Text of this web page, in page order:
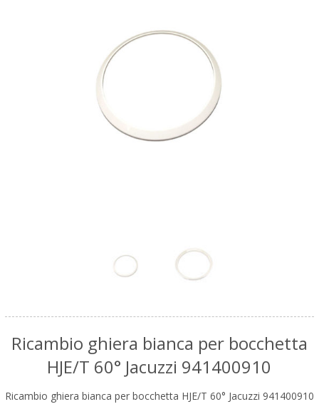
Ricambio ghiera bianca per bocchetta
HJE/T 60° Jacuzzi 941400910
Ricambio ghiera bianca per bocchetta HJE/T 60° Jacuzzi 941400910